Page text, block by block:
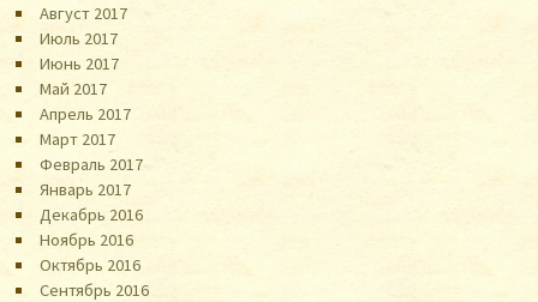
Август 2017
Июль 2017
Июнь 2017
Май 2017
Апрель 2017
Март 2017
Февраль 2017
Январь 2017
Декабрь 2016
Ноябрь 2016
Октябрь 2016
Сентябрь 2016